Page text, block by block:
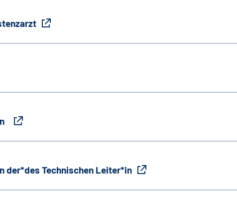
der*des Technischen Leiter*in